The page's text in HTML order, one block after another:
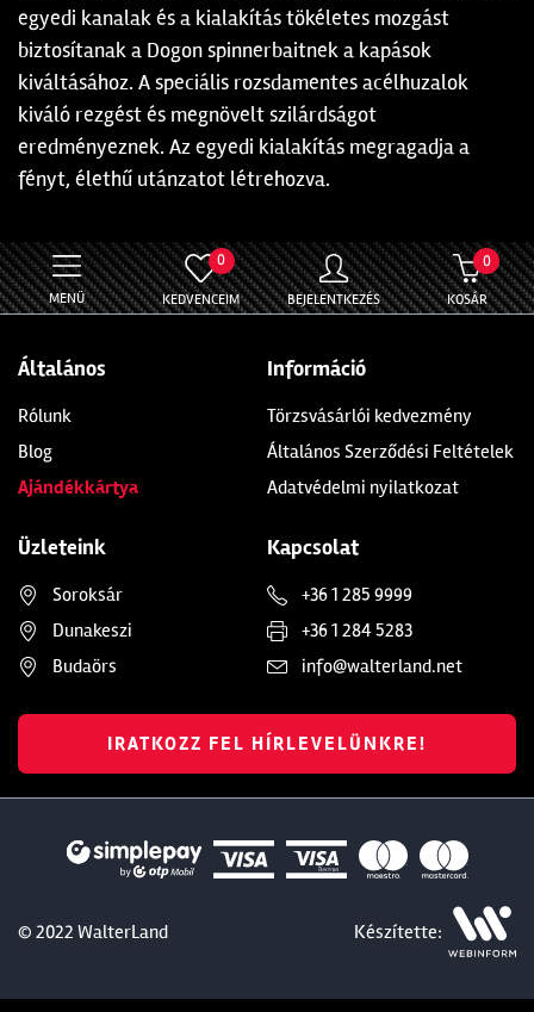
egyedi kanalak és a kialakítás tökéletes mozgást
biztosítanak a Dogon spinnerbaitnek a kapások
kiváltásához. A speciális rozsdamentes acélhuzalok
kiváló rezgést és megnövelt szilárdságot
eredményeznek. Az egyedi kialakítás megragadja a
fényt, élethű utánzatot létrehozva.
MENÜ
0
KEDVENCEIM BEJELENTKEZÉS
0
KOSÁR
Általános
Rólunk
Blog
Ajándékkártya
Információ
Törzsvásárlói kedvezmény
Általános Szerződési Feltételek
Adatvédelmi nyilatkozat
Üzleteink
Soroksár
Dunakeszi
Budaörs
Kapcsolat
+36 1 285 9999
+36 1 284 5283
info@walterland.net
IRATKOZZ FEL HÍRLEVELÜNKRE!
© 2022 WalterLand Készítette: